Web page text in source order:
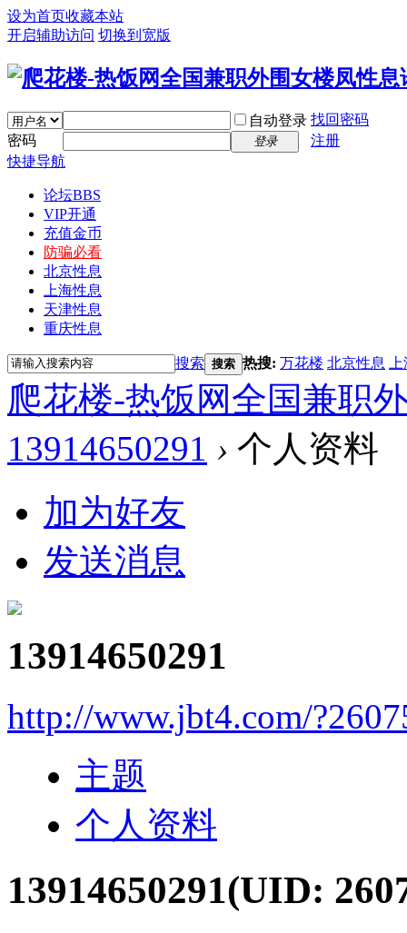
设为首页收藏本站
开启辅助访问 切换到宽版
自动登录 找回密码
密码
登录
注册
快捷导航
论坛BBS
VIP开通
充值金币
防骗必看
北京性息
上海性息
天津性息
重庆性息
搜索 搜索 热搜: 万花楼 北京性息
爬花楼-热饭网全国兼职
13914650291 › 个人资料
加为好友
发送消息
13914650291
http://www.jbt4.com/
主题
个人资料
13914650291(UID: